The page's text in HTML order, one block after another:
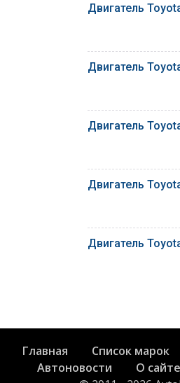
Двигатель
Двигатель
Двигатель
Двигатель
Двигатель
Главная Список марок
Автоновости
О сайте